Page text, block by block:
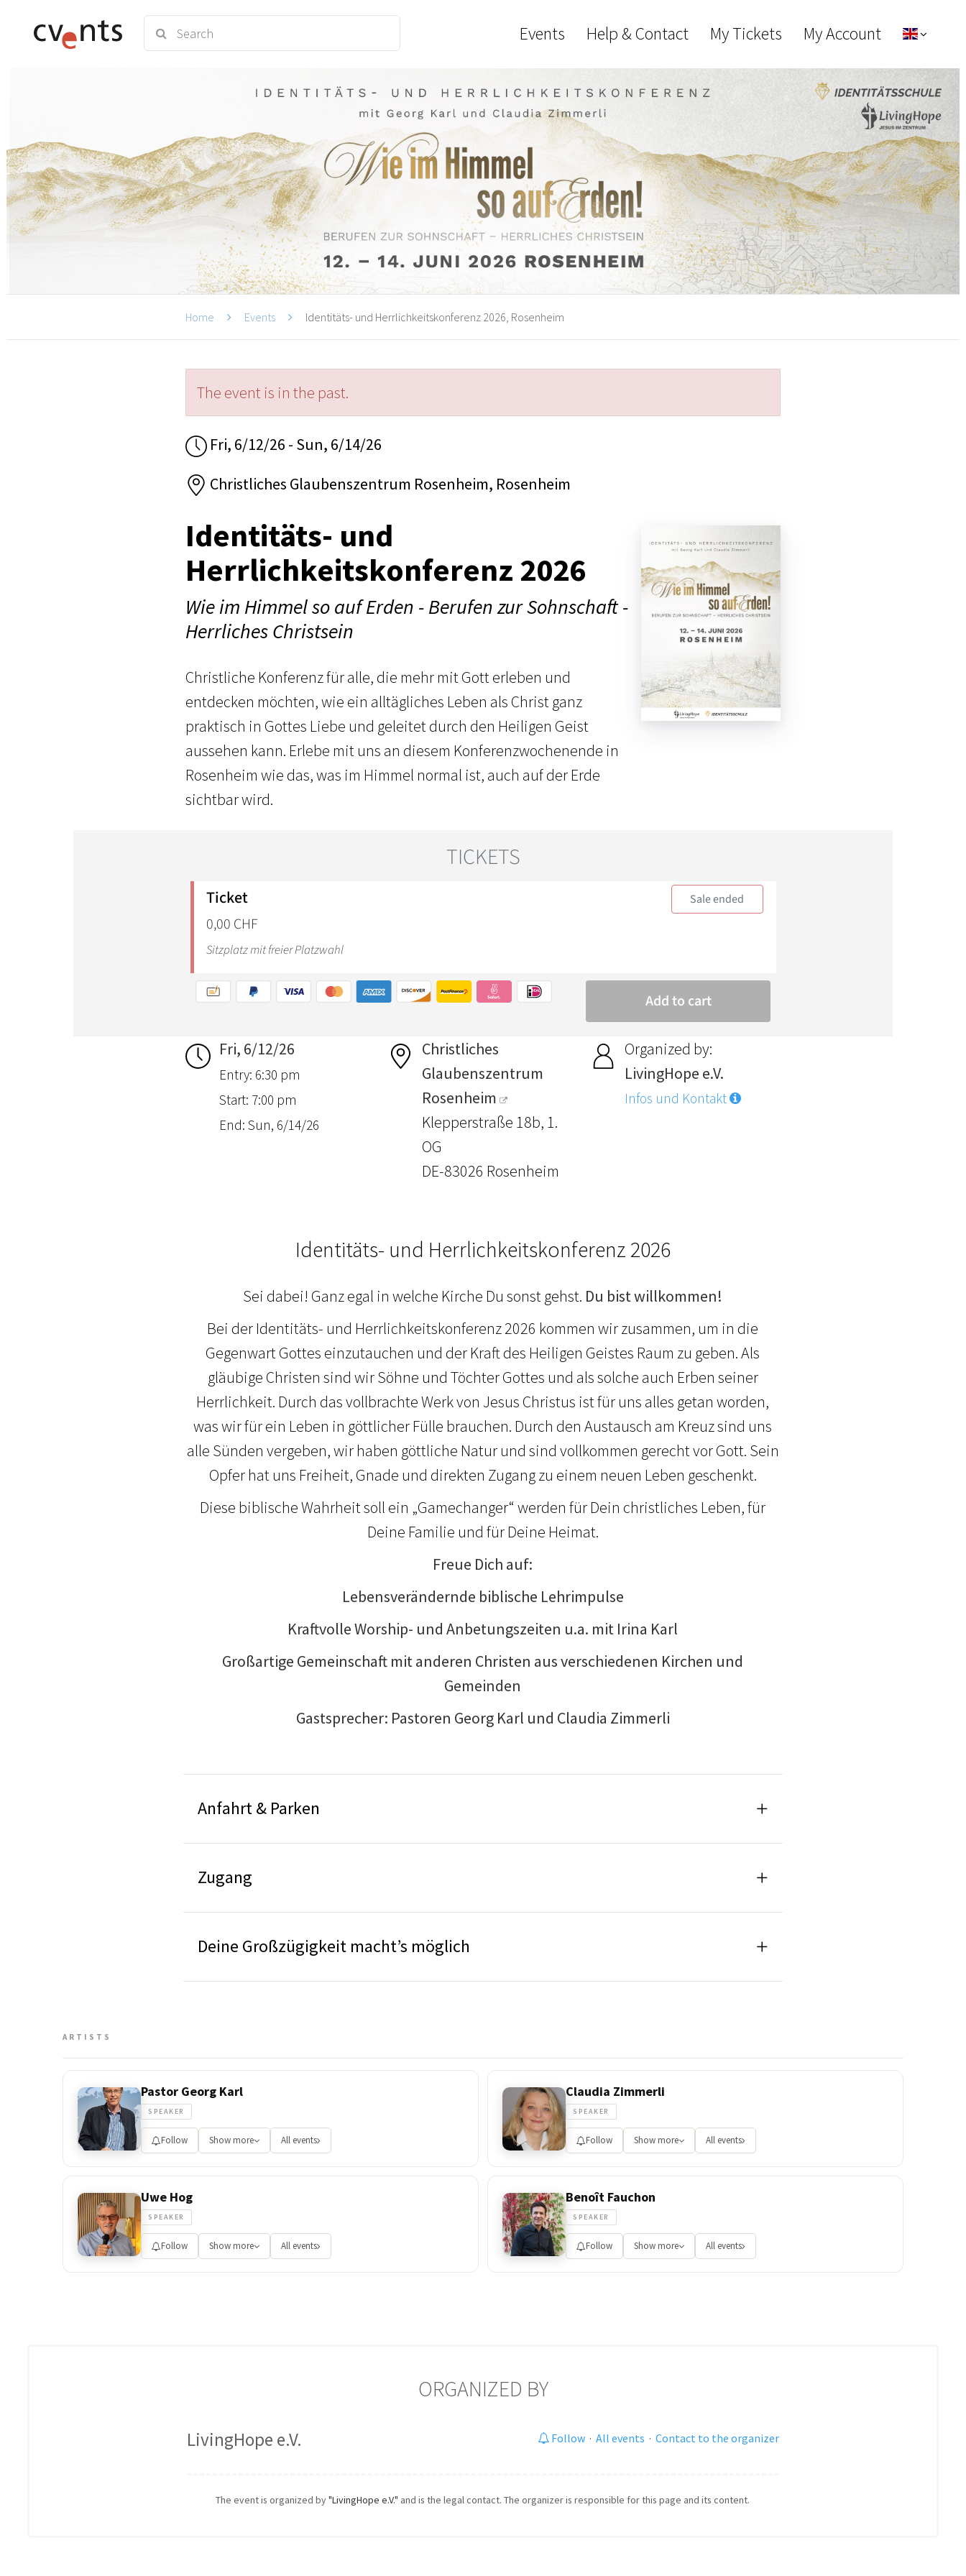
Events Help & Contact My Tickets My Account
Home Events Identitäts- und Herrlichkeitskonferenz 2026, Rosenheim
The event is in the past.
Fri, 6/12/26 - Sun, 6/14/26
Christliches Glaubenszentrum Rosenheim, Rosenheim
Identitäts- und
Herrlichkeitskonferenz 2026
Wie im Himmel so auf Erden - Berufen zur Sohnschaft -
Herrliches Christsein
Christliche Konferenz für alle, die mehr mit Gott erleben und
entdecken möchten, wie ein alltägliches Leben als Christ ganz
praktisch in Gottes Liebe und geleitet durch den Heiligen Geist
aussehen kann. Erlebe mit uns an diesem Konferenzwochenende in
Rosenheim wie das, was im Himmel normal ist, auch auf der Erde
sichtbar wird.
Fri, 6/12/26
Entry: 6:30 pm
Start: 7:00 pm
End: Sun, 6/14/26
Christliches
Glaubenszentrum
Rosenheim
Klepperstraße 18b, 1.
OG
DE-83026 Rosenheim
Organized by:
LivingHope e.V.
Infos und Kontakt
Identitäts- und Herrlichkeitskonferenz 2026
Sei dabei! Ganz egal in welche Kirche Du sonst gehst. Du bist willkommen!
Bei der Identitäts- und Herrlichkeitskonferenz 2026 kommen wir zusammen, um in die
Gegenwart Gottes einzutauchen und der Kraft des Heiligen Geistes Raum zu geben. Als
gläubige Christen sind wir Söhne und Töchter Gottes und als solche auch Erben seiner
Herrlichkeit. Durch das vollbrachte Werk von Jesus Christus ist für uns alles getan worden,
was wir für ein Leben in göttlicher Fülle brauchen. Durch den Austausch am Kreuz sind uns
alle Sünden vergeben, wir haben göttliche Natur und sind vollkommen gerecht vor Gott. Sein
Opfer hat uns Freiheit, Gnade und direkten Zugang zu einem neuen Leben geschenkt.
Diese biblische Wahrheit soll ein „Gamechanger“ werden für Dein christliches Leben, für
Deine Familie und für Deine Heimat.
Freue Dich auf:
Lebensverändernde biblische Lehrimpulse
Kraftvolle Worship- und Anbetungszeiten u.a. mit Irina Karl
Großartige Gemeinschaft mit anderen Christen aus verschiedenen Kirchen und
Gemeinden
Gastsprecher: Pastoren Georg Karl und Claudia Zimmerli
Anfahrt & Parken
Zugang
Deine Großzügigkeit macht’s möglich
ARTISTS
Pastor Georg Karl
SPEAKER
Follow Show more All events
Claudia Zimmerli
SPEAKER
Follow Show more All events
Uwe Hog
SPEAKER
Follow Show more All events
Benoît Fauchon
SPEAKER
Follow Show more All events
ORGANIZED BY
LivingHope e.V. Follow· All events · Contact to the organizer
The event is organized by"LivingHope e.V." and is the legal contact. The organizer is responsible for this page and its content.